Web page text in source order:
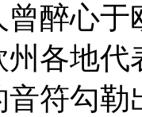
醉心
各地
符勾